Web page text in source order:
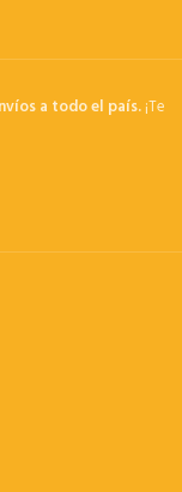
a todo el país.¡Te